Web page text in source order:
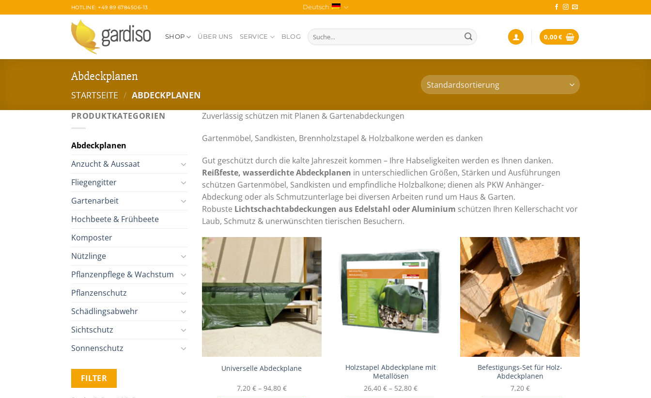
Inhalt
HOTLINE: +49 89 6784506-13 Deutsch
SHOP ÜBER UNS SERVICE BLOG
Suche
nach:
0,00€
Abdeckplanen
STARTSEITE / ABDECKPLANEN
PRODUKTKATEGORIEN
Abdeckplanen
Anzucht & Aussaat
Fliegengitter
Gartenarbeit
Hochbeete & Frühbeete
Komposter
Nützlinge
Pflanzenpflege & Wachstum
Pflanzenschutz
Schädlingsabwehr
Sichtschutz
Sonnenschutz
Min.
Max.FILTER
Zuverlässig schützen mit Planen & Gartenabdeckungen
Gartenmöbel, Sandkisten, Brennholzstapel & Holzbalkone werden es danken
Gut geschützt durch die kalte Jahreszeit kommen – Ihre Habseligkeiten werden es Ihnen danken.
Reißfeste, wasserdichte Abdeckplanen in unterschiedlichen Größen, Stärken und Ausführungen
schützen Gartenmöbel, Sandkisten und empfindliche Holzbalkone; dienen als PKW Anhänger-
Abdeckung oder als Schmutzunterlage bei diversen Arbeiten rund um Haus & Garten.
Robuste Lichtschachtabdeckungen aus Edelstahl oder Aluminium schützen Ihren Kellerschacht vor
Laub, Schmutz & unerwünschten tierischen Besuchern.
Zur Wunschliste
Universelle Abdeckplane
7,20 €– 94,80 €
Zur Wunschliste
Holzstapel Abdeckplane mit
Metallösen
26,40€ – 52,80€
Zur Wunschliste
Befestigungs-Set für Holz-
Abdeckplanen
7,20 €